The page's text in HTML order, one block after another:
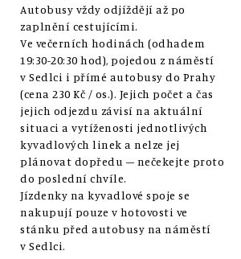
Autobusy vždy odjíždějí až po
zaplnění cestujícími.
Ve večerních hodinách (odhadem
19:30-20:30 hod), pojedou z náměstí
v Sedlci i přímé autobusy do Prahy
(cena 230 Kč / os.). Jejich počet a čas
jejich odjezdu závisí na aktuální
situaci a vytíženosti jednotlivých
kyvadlových linek a nelze jej
plánovat dopředu – nečekejte proto
do poslední chvíle.
Jízdenky na kyvadlové spoje se
nakupují pouze v hotovosti ve
stánku před autobusy na náměstí
v Sedlci.